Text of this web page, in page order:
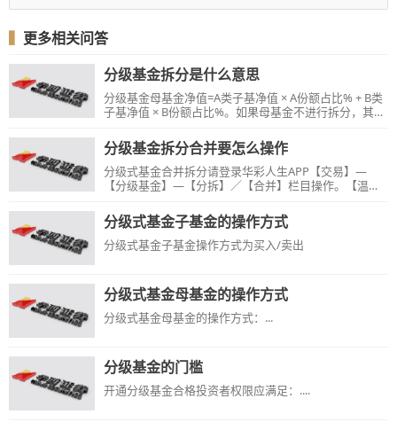
▍ 更多相关问答
分级基金拆分是什么意思
分级基金母基金净值=A类子基净值 × A份额占比% + B类
子基净值 × B份额占比%。如果母基金不进行拆分，其本
可以在二级市场买卖，享受市场差价。
分级基金拆分合并要怎么操作
分级式基金合并拆分请登录华彩人生APP【交易】—
【分级基金】—【分拆】／【合并】栏目操作。【温馨
的子基金当天合并均需开通深圳分级基金盲拆功能后操
作。
分级式基金子基金的操作方式
分级式基金子基金操作方式为买入/卖出
分级式基金母基金的操作方式
分级式基金母基金的操作方式：...
分级基金的门槛
开通分级基金合格投资者​权限应满足：....